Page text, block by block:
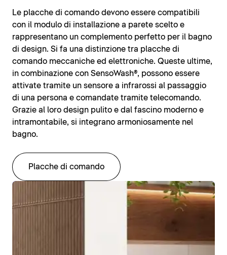
Le placche di comando devono essere compatibili
con il modulo di installazione a parete scelto e
rappresentano un complemento perfetto per il bagno
di design. Si fa una distinzione tra placche di
comando meccaniche ed elettroniche. Queste ultime,
in combinazione con SensoWash®, possono essere
attivate tramite un sensore a infrarossi al passaggio
di una persona e comandate tramite telecomando.
Grazie al loro design pulito e dal fascino moderno e
intramontabile, si integrano armoniosamente nel
bagno.
Placche di comando